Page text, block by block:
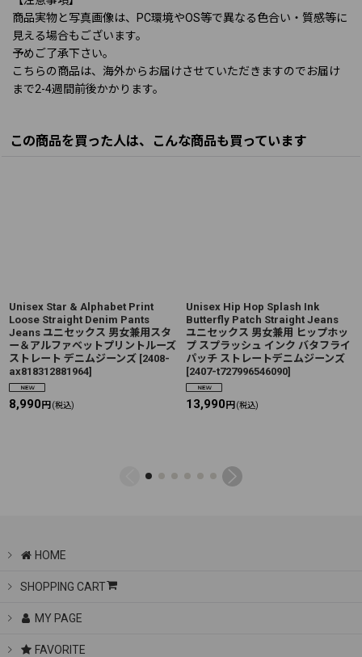
商品実物と写真画像は、PC環境やOS等で異なる色合い・質感等に
見える場合もございます。
予めご了承下さい。
こちらの商品は、海外からお届けさせていただきますのでお届け
まで2-4週間前後かかります。
この商品を買った人は、こんな商品も買っています
Unisex Star & Alphabet Print
Loose Straight Denim Pants
Jeans ユニセックス 男女兼用スタ
ー＆アルファベットプリントルーズ
ストレート デニムジーンズ [2408-
ax818312881964]
8,990 円 (税込)
Unisex Hip Hop Splash Ink
Butterfly Patch Straight Jeans
ユニセックス 男女兼用 ヒップホッ
プ スプラッシュ インク バタフライ
パッチ ストレートデニムジーンズ
[2407-t727996546090]
13,990 円 (税込)
HOME
SHOPPING CART
MY PAGE
FAVORITE